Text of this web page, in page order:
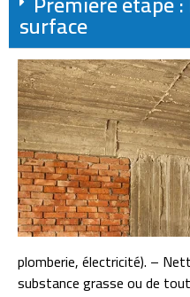
surface
plomberie, électricité). –
substance grasse ou de